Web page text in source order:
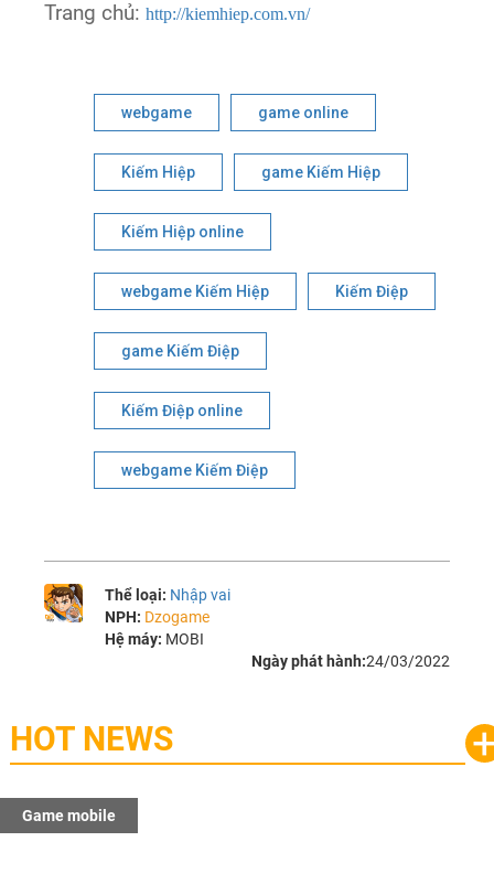
Trang chủ:http://kiemhiep.com.vn/
webgame game online
Kiếm Hiệp game Kiếm Hiệp
Kiếm Hiệp online
webgame Kiếm Hiệp Kiếm Điệp
game Kiếm Điệp
Kiếm Điệp online
webgame Kiếm Điệp
Thể loại: Nhập vai
NPH: Dzogame
Hệ máy: MOBI
Ngày phát hành:24/03/2022
HOT NEWS
Game mobile